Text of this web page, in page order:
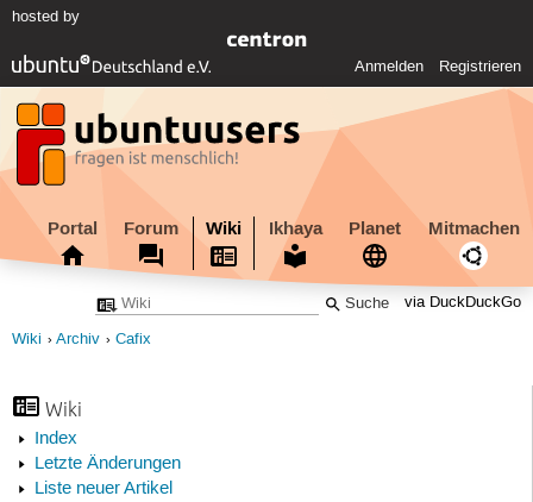
hosted by
Anmelden Registrieren
Portal Forum Wiki Ikhaya Planet Mitmachen
via DuckDuckGo
Wiki Archiv Cafix
Wiki
Index
Letzte Änderungen
Liste neuer Artikel